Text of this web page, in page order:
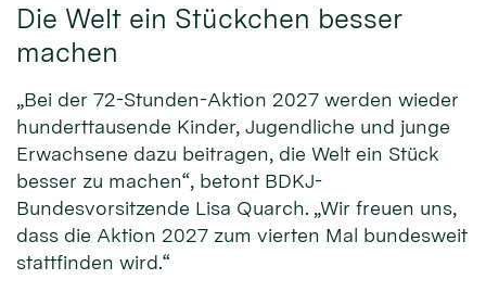
Die Welt ein Stückchen besser
machen
„Bei der 72-Stunden-Aktion 2027 werden wieder
hunderttausende Kinder, Jugendliche und junge
Erwachsene dazu beitragen, die Welt ein Stück
besser zu machen“, betont BDKJ-
Bundesvorsitzende Lisa Quarch. „Wir freuen uns,
dass die Aktion 2027 zum vierten Mal bundesweit
stattfinden wird.“